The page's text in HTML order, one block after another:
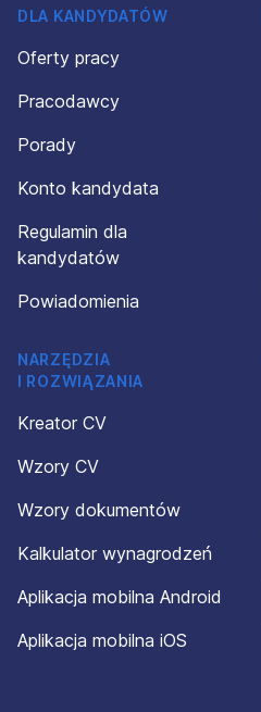
DLA KANDYDATÓW
Oferty pracy
Pracodawcy
Porady
Konto kandydata
Regulamin dla
kandydatów
Powiadomienia
NARZĘDZIA
I ROZWIĄZANIA
Kreator CV
Wzory CV
Wzory dokumentów
Kalkulator wynagrodzeń
Aplikacja mobilna Android
Aplikacja mobilna iOS